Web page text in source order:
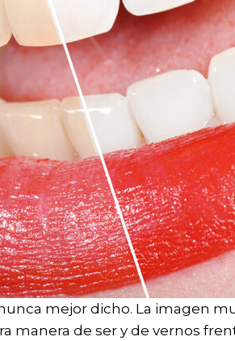
mejor dicho. La imagen
manera de ser y de vernos